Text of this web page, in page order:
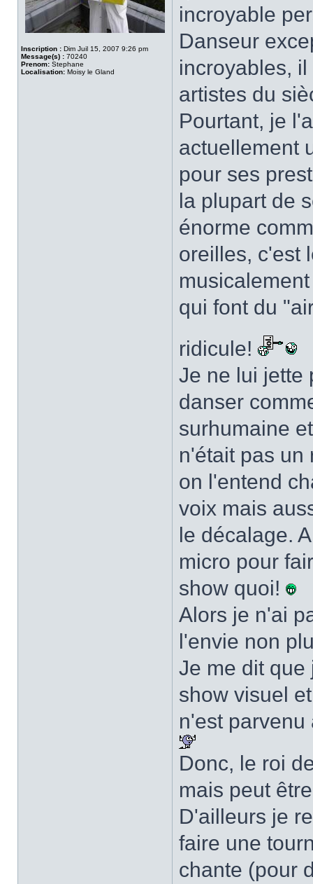
Inscription : Dim Juil 15, 2007 9:26 pm
Message(s) : 70240
Prenom: Stephane
Localisation: Moisy le Gland
incroyable
Danseur
incroyables,
artistes du
Pourtant, je
actuellement
pour ses
la plupart de
énorme
oreilles, c'est
qui font du
ridicule!
Je ne lui jette
danser
surhumaine
n'était pas un
on l'entend
voix mais
le décalage.
micro pour
show quoi!
Alors je n'ai
l'envie non
Je me dit que
show visuel
n'est parvenu
Donc, le roi
mais peut
D'ailleurs je
faire une
chante (pour